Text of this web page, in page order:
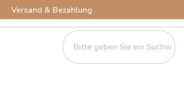
Versand & Bezahlung